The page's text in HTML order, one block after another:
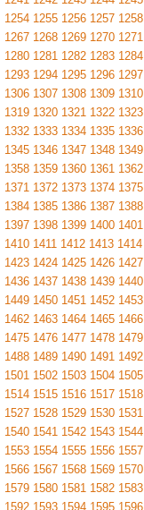
1254 1255 1256 1257 1258
1267 1268 1269 1270 1271
1280 1281 1282 1283 1284
1293 1294 1295 1296 1297
1306 1307 1308 1309 1310
1319 1320 1321 1322 1323
1332 1333 1334 1335 1336
1345 1346 1347 1348 1349
1358 1359 1360 1361 1362
1371 1372 1373 1374 1375
1384 1385 1386 1387 1388
1397 1398 1399 1400 1401
1410 1411 1412 1413 1414
1423 1424 1425 1426 1427
1436 1437 1438 1439 1440
1449 1450 1451 1452 1453
1462 1463 1464 1465 1466
1475 1476 1477 1478 1479
1488 1489 1490 1491 1492
1501 1502 1503 1504 1505
1514 1515 1516 1517 1518
1527 1528 1529 1530 1531
1540 1541 1542 1543 1544
1553 1554 1555 1556 1557
1566 1567 1568 1569 1570
1579 1580 1581 1582 1583
1592 1593 1594 1595 1596